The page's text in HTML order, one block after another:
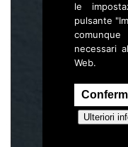
le
pulsante
necessari
Web.
Ulteriori